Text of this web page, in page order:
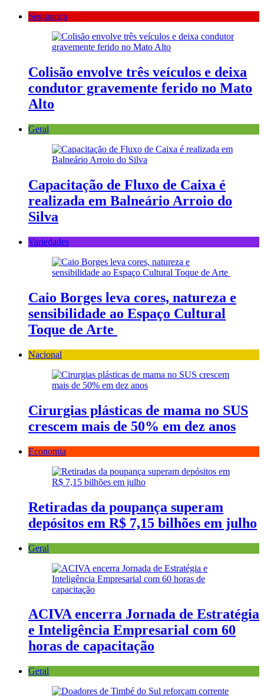
Segurança
Colisão envolve três veículos e deixa
condutor gravemente ferido no Mato
Alto
Geral
Capacitação de Fluxo de Caixa é
realizada em Balneário Arroio do
Silva
Variedades
Caio Borges leva cores, natureza e
sensibilidade ao Espaço Cultural
Toque de Arte
Nacional
Cirurgias plásticas de mama no SUS
crescem mais de 50% em dez anos
Economia
Retiradas da poupança superam
depósitos em R$ 7,15 bilhões em julho
Geral
ACIVA encerra Jornada de Estratégia
e Inteligência Empresarial com 60
horas de capacitação
Geral